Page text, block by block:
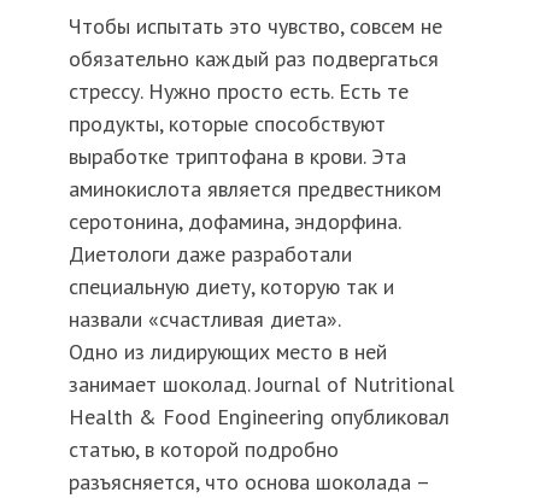
Чтобы испытать это чувство, совсем не
обязательно каждый раз подвергаться
стрессу. Нужно просто есть. Есть те
продукты, которые способствуют
выработке триптофана в крови. Эта
аминокислота является предвестником
серотонина, дофамина, эндорфина.
Диетологи даже разработали
специальную диету, которую так и
назвали «счастливая диета».
Одно из лидирующих место в ней
занимает шоколад. Journal of Nutritional
Health & Food Engineering опубликовал
статью, в которой подробно
разъясняется, что основа шоколада –